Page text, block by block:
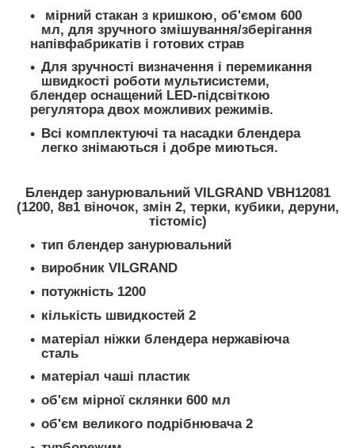
мірний стакан з кришкою, об'ємом 600
мл, для зручного змішування/зберігання
напівфабрикатів і готових страв
Для зручності визначення і перемикання
швидкості роботи мультисистеми,
блендер оснащений LED-підсвіткою
регулятора двох можливих режимів.
Всі комплектуючі та насадки блендера
легко знімаються і добре миються.
Блендер занурювальний VILGRAND VBH12081
(1200, 8в1 віночок, змін 2, терки, кубики, деруни,
тістоміс)
тип блендер занурювальний
виробник VILGRAND
потужність 1200
кількість швидкостей 2
матеріал ніжки блендера нержавіюча
сталь
матеріал чаші пластик
об'єм мірної склянки 600 мл
об'єм великого подрібнювача 2